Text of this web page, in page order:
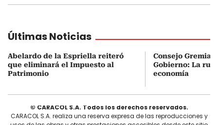
Últimas Noticias
Abelardo de la Espriella reiteró
que eliminará el Impuesto al
Patrimonio
Consejo Gremial
Gobierno: La
economía
© CARACOL S.A. Todos los derechos reservados.
CARACOL S.A. realiza una reserva expresa de las reproducciones y